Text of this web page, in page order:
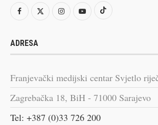
ADRESA
Franjevački medijski centar Svjetlo
Zagrebačka 18, BiH - 71000 Sarajevo
Tel: +387 (0)33 726 200